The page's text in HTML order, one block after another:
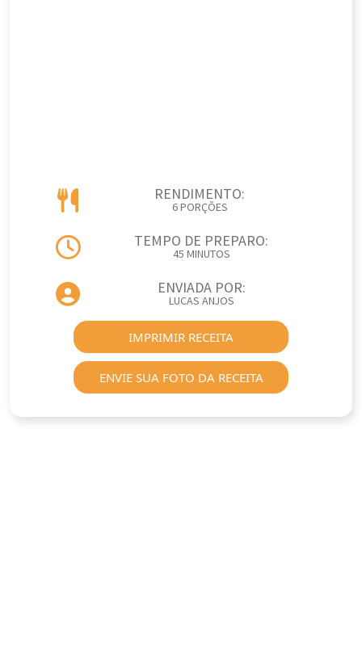
RENDIMENTO:
6 PORÇÕES
TEMPO DE PREPARO:
45 MINUTOS
ENVIADA POR:
LUCAS ANJOS
IMPRIMIR RECEITA
ENVIE SUA FOTO DA RECEITA